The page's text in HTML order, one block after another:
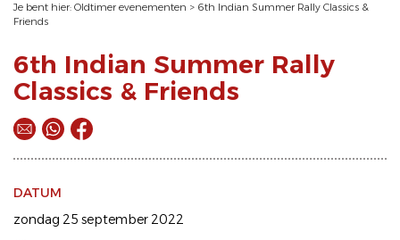
Je bent hier: Oldtimer evenementen > 6th Indian Summer Rally Classics &
Friends
6th Indian Summer Rally
Classics & Friends
DATUM
zondag 25 september 2022